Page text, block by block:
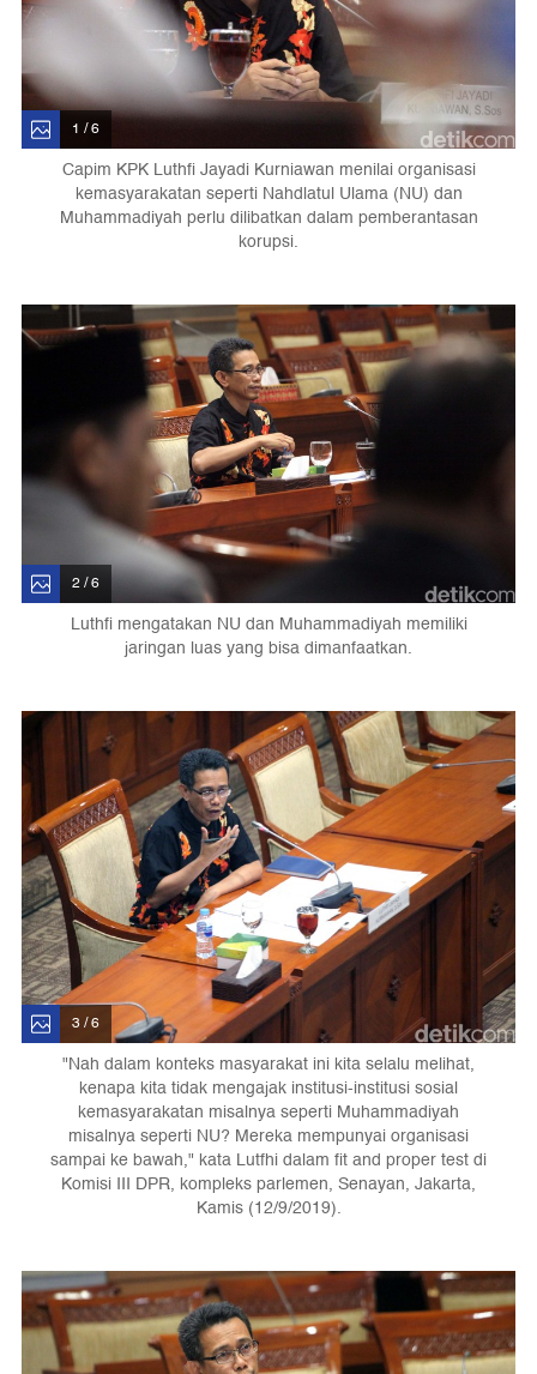
1 / 6
Capim KPK Luthfi Jayadi Kurniawan menilai organisasi
kemasyarakatan seperti Nahdlatul Ulama (NU) dan
Muhammadiyah perlu dilibatkan dalam pemberantasan
korupsi.
2 / 6
Luthfi mengatakan NU dan Muhammadiyah memiliki
jaringan luas yang bisa dimanfaatkan.
3 / 6
"Nah dalam konteks masyarakat ini kita selalu melihat,
kenapa kita tidak mengajak institusi-institusi sosial
kemasyarakatan misalnya seperti Muhammadiyah
misalnya seperti NU? Mereka mempunyai organisasi
sampai ke bawah," kata Lutfhi dalam fit and proper test di
Komisi III DPR, kompleks parlemen, Senayan, Jakarta,
Kamis (12/9/2019).